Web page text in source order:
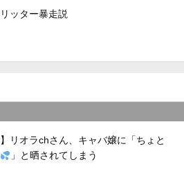
ッター暴走説
】リオラchさん、キャバ嬢に「ちょと
」と晒されてしまう